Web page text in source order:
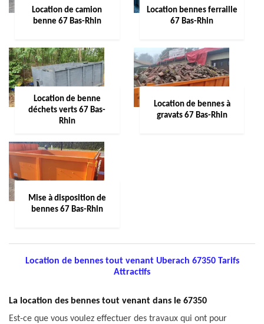
Location de camion
benne 67 Bas-Rhin
Location bennes ferraille
67 Bas-Rhin
Location de benne
déchets verts 67 Bas-
Rhin
Location de bennes à
gravats 67 Bas-Rhin
Mise à disposition de
bennes 67 Bas-Rhin
Location de bennes tout venant Uberach 67350 Tarifs
Attractifs
La location des bennes tout venant dans le 67350
Est-ce que vous voulez effectuer des travaux qui ont pour